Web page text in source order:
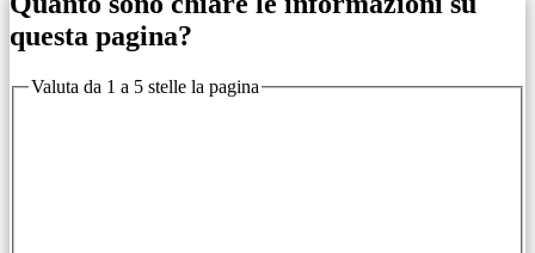
questa pagina?
Valuta da 1 a 5 stelle la pagina